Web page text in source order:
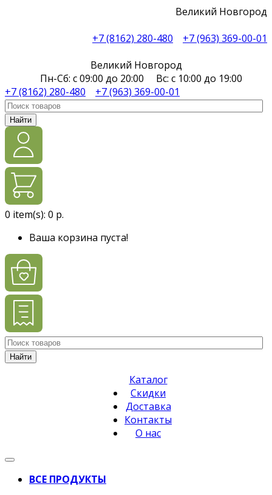
Великий Новгород
+7 (8162) 280-480
+7 (963) 369-00-01
Великий Новгород
Пн-Сб: с 09:00 до 20:00 Вс: с 10:00 до 19:00
+7 (8162) 280-480
+7 (963) 369-00-01
Найти
0 item(s): 0 р.
Ваша корзина пуста!
Найти
Каталог
Скидки
Доставка
Контакты
О нас
ВСЕ ПРОДУКТЫ